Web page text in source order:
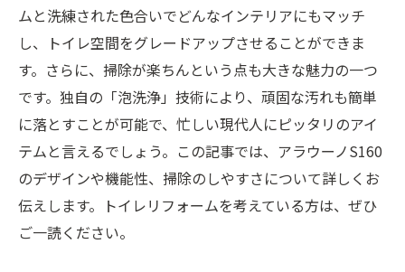
ムと洗練された色合いでどんなインテリアにもマッチ
し、トイレ空間をグレードアップさせることができま
す。さらに、掃除が楽ちんという点も大きな魅力の一つ
です。独自の「泡洗浄」技術により、頑固な汚れも簡単
に落とすことが可能で、忙しい現代人にピッタリのアイ
テムと言えるでしょう。この記事では、アラウーノS160
のデザインや機能性、掃除のしやすさについて詳しくお
伝えします。トイレリフォームを考えている方は、ぜひ
ご一読ください。